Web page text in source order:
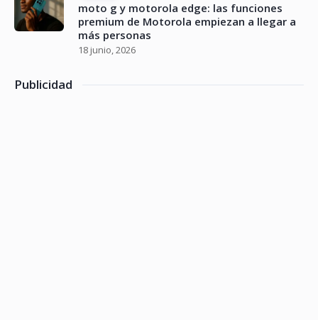
moto g y motorola edge: las funciones
premium de Motorola empiezan a llegar a
más personas
18 junio, 2026
Publicidad